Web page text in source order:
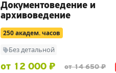
Документоведение и
архивоведение
250 академ. часов
Без детальной
от 12 000 ₽ от 14 650 ₽